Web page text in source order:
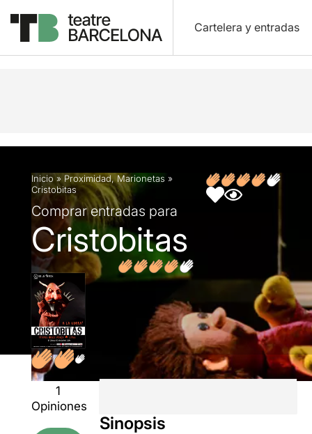
Cartelera y entradas
Descripción Ficha artística Fotos y vídeos
Inicio» Proximidad, Marionetas »
Cristobitas
Comprar entradas para
Cristobitas
1
Opiniones
Sinopsis